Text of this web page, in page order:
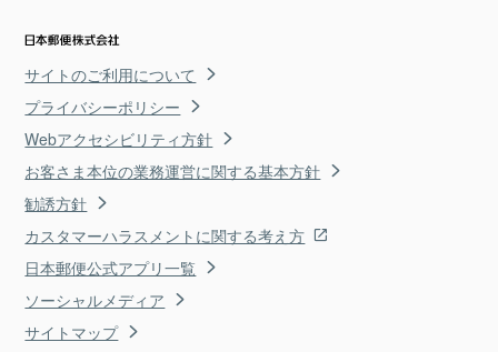
サイトのご利用について
プライバシーポリシー
Webアクセシビリティ方針
お客さま本位の業務運営に関する基本方針
勧誘方針
カスタマーハラスメントに関する考え方
日本郵便公式アプリ一覧
ソーシャルメディア
サイトマップ